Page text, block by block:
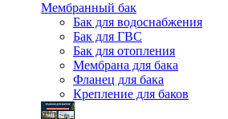
Мембранный бак
Бак для водоснабжения
Бак для ГВС
Бак для отопления
Мембрана для бака
Фланец для бака
Крепление для баков